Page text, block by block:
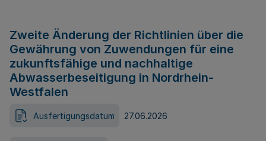
Zweite Änderung der Richtlinien über die
Gewährung von Zuwendungen für eine
zukunftsfähige und nachhaltige
Abwasserbeseitigung in Nordrhein-
Westfalen
Ausfertigungsdatum 27.06.2026